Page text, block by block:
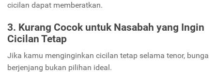
cicilan dapat memberatkan.
3. Kurang Cocok untuk Nasabah yang Ingin
Cicilan Tetap
Jika kamu menginginkan cicilan tetap selama tenor, bunga
berjenjang bukan pilihan ideal.